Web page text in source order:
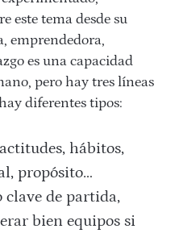
este tema desde su
emprendedora,
es una capacidad
pero hay tres líneas
diferentes tipos:
actitudes, hábitos,
propósito…
clave de partida,
bien equipos si